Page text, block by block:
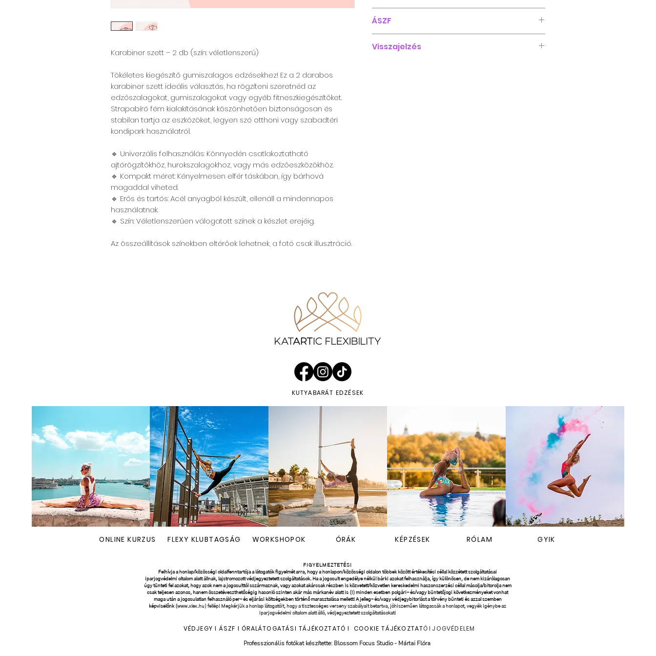
Karabiner szett – 2 db (szín: véletlenszerű)
Tökéletes kiegészítő gumiszalagos edzésekhez! Ez a 2 darabos
karabiner szett ideális választás, ha rögzíteni szeretnéd az
edzőszalagokat, gumiszalagokat vagy egyéb fitneszkiegészítőket.
Strapabíró fém kialakításának köszönhetően biztonságosan és
stabilan tartja az eszközöket, legyen szó otthoni vagy szabadtéri
kondipark használatról.
🔹 Univerzális felhasználás: Könnyedén csatlakoztatható
ajtórögzítőkhöz, hurokszalagokhoz, vagy más edzőeszközökhöz.
🔹 Kompakt méret: Kényelmesen elfér táskában, így bárhová
magaddal viheted.
🔹 Erős és tartós: Acél anyagból készült, ellenáll a mindennapos
használatnak.
🔹 Szín: Véletlenszerűen válogatott színek a készlet erejéig.
Az összeállítások színekben eltérőek lehetnek, a fotó csak illusztráció.
belül kerülnek kiszállításra. Az „előrendelhető”
termékek 20-25 munkanapon belül kerülnek
kiszállításra.
Az oldalon jelenleg bankkártyás fizetés
lehetséges.
ÁSZF
Visszajelzés
KUTYABARÁT EDZÉSEK
ONLINE KURZUS FLEXY KLUBTAGSÁG WORKSHOPOK ÓRÁK KÉPZÉSEK RÓLAM GYIK
FIGYELMEZTETÉS!
Felhívja a honlap/közösségi oldalfenntartója a látogatók figyelmét arra, hogy a honlapon/közösségi oldalon többek között értékesítési céllal közzétett szolgáltatásai
iparjogvédelmi oltalom alatt állnak, lajstromozott védjegyeztetett szolgáltatások. Ha a jogosult engedélye nélkül bárki azokat felhasználja, így különösen, de nem kizárólagosan
úgy tünteti fel azokat, hogy azok nem a jogosulttól sszármaznak, vagy azokat akárcsak részben is közvetett/közvetlen kereskedelmi haszonszerzési céllal másolja/bitorolja nem
csak teljesen azonos, hanem összetéveszthetőségig hasonló szinten akár más márkanév alatt is (!) minden esetben polgári- és/vagy büntetőjogi következményeket vonhat
maga után a jogosulatlan felhasználó per- és eljárási költségekben történő marasztalása mellett! A jelleg- és/vagy védjegybitorlást a törvény bünteti és azzal szemben
képviselőnk (www.xlex.hu ) fellép! Megkérjük a honlap látogatóit, hogy a tisztességes verseny szabályait betartva, jóhiszeműen látogassák a honlapot, vegyék igénybe az
iparjogvédelmi oltalom alatt álló, védjegyeztetett szolgáltatásokat!
VÉDJEGY I ÁSZF IÓRALÁTOGATÁSI TÁJÉKOZTATÓ I COOKIE TÁJÉKOZTATÓI JOGVÉDELEM
Professzionális fotókat készítette: Blossom Focus Studio - Mártai Flóra